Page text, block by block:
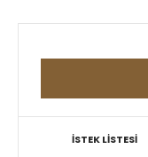
İSTEK LİSTESİ